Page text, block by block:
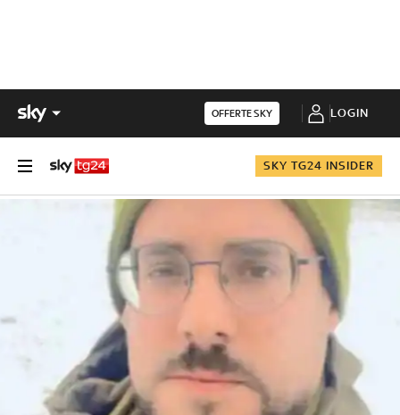
OFFERTE SKY LOGIN
SKY TG24 INSIDER